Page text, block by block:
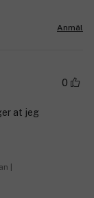
Anmäl
0
at jeg
|